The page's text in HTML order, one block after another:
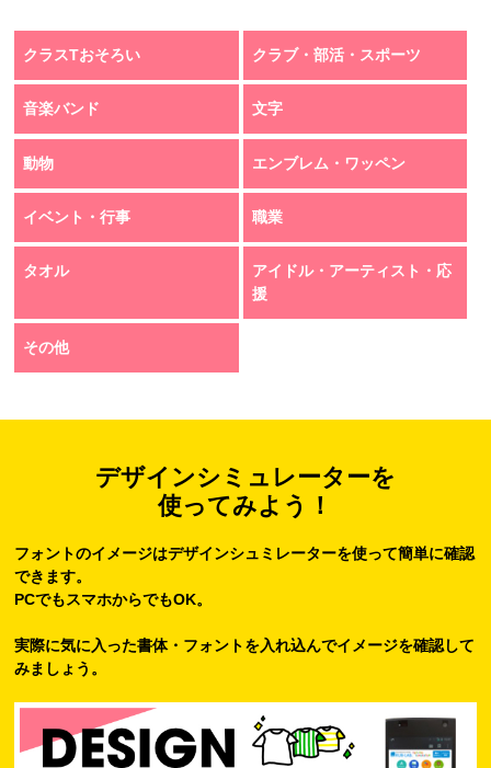
クラスTおそろい クラブ・部活・スポーツ
音楽バンド 文字
動物 エンブレム・ワッペン
イベント・行事 職業
タオル
アイドル・アーティスト・応
援
その他
デザインシミュレーターを
使ってみよう！
フォントのイメージはデザインシュミレーターを使って簡単に確認
できます。
PCでもスマホからでもOK。
実際に気に入った書体・フォントを入れ込んでイメージを確認して
みましょう。